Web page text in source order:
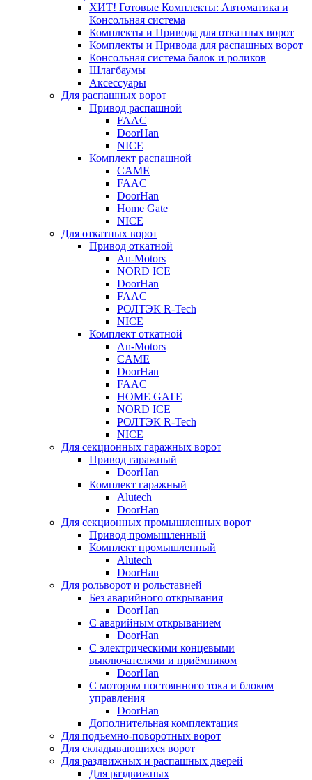
ХИТ! Готовые Комплекты: Автоматика и
Консольная система
Комплекты и Привода для откатных ворот
Комплекты и Привода для распашных ворот
Консольная система балок и роликов
Шлагбаумы
Аксессуары
Для распашных ворот
Привод распашной
FAAC
DoorHan
NICE
Комплект распашной
CAME
FAAC
DoorHan
Home Gate
NICE
Для откатных ворот
Привод откатной
An-Motors
NORD ICE
DoorHan
FAAC
РОЛТЭК R-Tech
NICE
Комплект откатной
An-Motors
CAME
DoorHan
FAAC
HOME GATE
NORD ICE
РОЛТЭК R-Tech
NICE
Для секционных гаражных ворот
Привод гаражный
DoorHan
Комплект гаражный
Alutech
DoorHan
Для секционных промышленных ворот
Привод промышленный
Комплект промышленный
Alutech
DoorHan
Для рольворот и рольставней
Без аварийного открывания
DoorHan
С аварийным открыванием
DoorHan
С электрическими концевыми
выключателями и приёмником
DoorHan
С мотором постоянного тока и блоком
управления
DoorHan
Дополнительная комплектация
Для подъемно-поворотных ворот
Для складывающихся ворот
Для раздвижных и распашных дверей
Для раздвижных